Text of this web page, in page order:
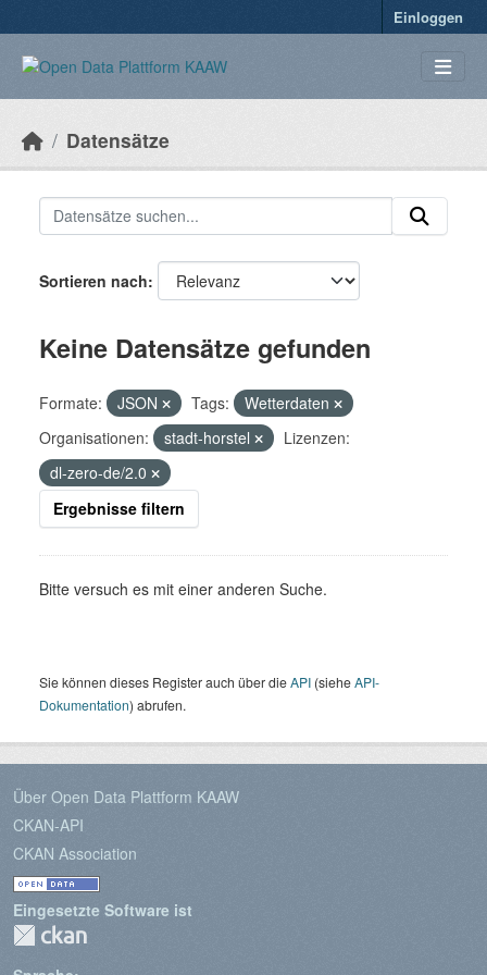
Einloggen
Datensätze
Sortieren nach
Keine Datensätze gefunden
Formate: JSON Tags:
Wetterdaten
Organisationen:
stadt-horstel
Lizenzen:
dl-zero-de/2.0
Ergebnisse filtern
Bitte versuch es mit einer anderen Suche.
Sie können dieses Register auch über dieAPI (sieheAPI-
Dokumentation) abrufen.
Über Open Data Plattform KAAW
CKAN-API
CKAN Association
Eingesetzte Software ist